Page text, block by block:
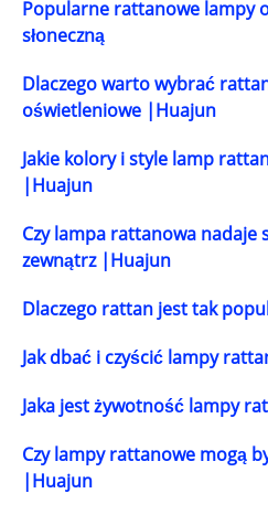
Popularne rattanowe lampy
słoneczną
Dlaczego warto wybrać
oświetleniowe |Huajun
Jakie kolory i style lamp
|Huajun
Czy lampa rattanowa nadaje
zewnątrz |Huajun
Dlaczego rattan jest tak
Jak dbać i czyścić lampy
Jaka jest żywotność lampy
Czy lampy rattanowe mogą
|Huajun